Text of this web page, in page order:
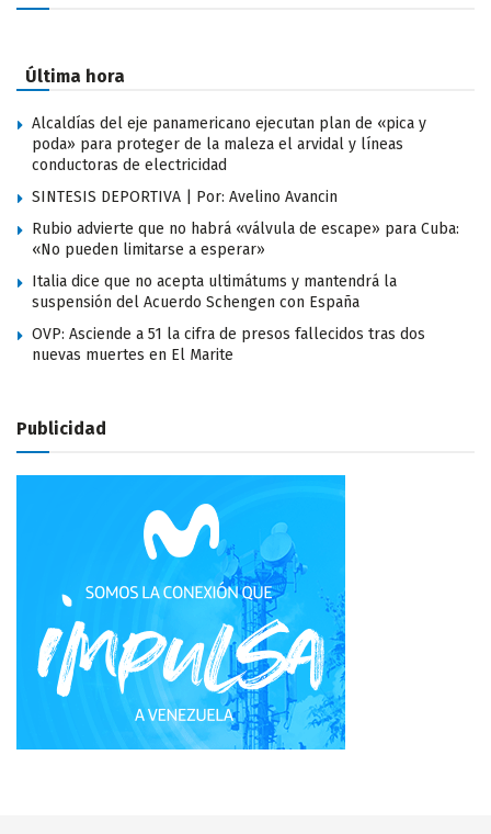
Última hora
Alcaldías del eje panamericano ejecutan plan de «pica y
poda» para proteger de la maleza el arvidal y líneas
conductoras de electricidad
SINTESIS DEPORTIVA | Por: Avelino Avancin
Rubio advierte que no habrá «válvula de escape» para Cuba:
«No pueden limitarse a esperar»
Italia dice que no acepta ultimátums y mantendrá la
suspensión del Acuerdo Schengen con España
OVP: Asciende a 51 la cifra de presos fallecidos tras dos
nuevas muertes en El Marite
Publicidad